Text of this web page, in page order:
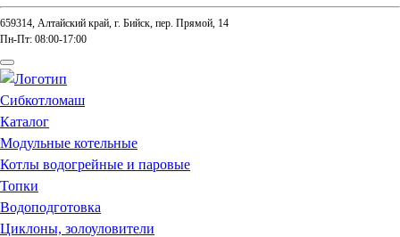
659314, Алтайский край, г. Бийск, пер. Прямой, 14
Пн-Пт: 08:00-17:00
Каталог
Модульные котельные
Котлы водогрейные и паровые
Топки
Водоподготовка
Циклоны, золоуловители